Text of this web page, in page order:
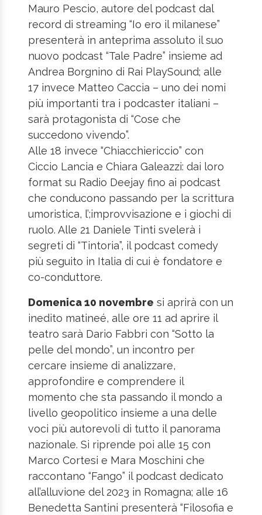
Mauro Pescio, autore del podcast dal
record di streaming “Io ero il milanese”
presenterà in anteprima assoluto il suo
nuovo podcast “Tale Padre” insieme ad
Andrea Borgnino di Rai PlaySound; alle
17 invece Matteo Caccia – uno dei nomi
più importanti tra i podcaster italiani –
sarà protagonista di “Cose che
succedono vivendo”.
Alle 18 invece “Chiacchiericcio” con
Ciccio Lancia e Chiara Galeazzi: dai loro
format su Radio Deejay fino ai podcast
che conducono passando per la scrittura
umoristica, l’;improvvisazione e i giochi di
ruolo. Alle 21 Daniele Tinti svelerà i
segreti di “Tintoria”, il podcast comedy
più seguito in Italia di cui è fondatore e
co-conduttore.
Domenica 10 novembre si aprirà con un
inedito matineé, alle ore 11 ad aprire il
teatro sarà Dario Fabbri con “Sotto la
pelle del mondo”, un incontro per
cercare insieme di analizzare,
approfondire e comprendere il
momento che sta passando il mondo a
livello geopolitico insieme a una delle
voci più autorevoli di tutto il panorama
nazionale. Si riprende poi alle 15 con
Marco Cortesi e Mara Moschini che
raccontano “Fango” il podcast dedicato
all’alluvione del 2023 in Romagna; alle 16
Benedetta Santini presenterà “Filosofia e